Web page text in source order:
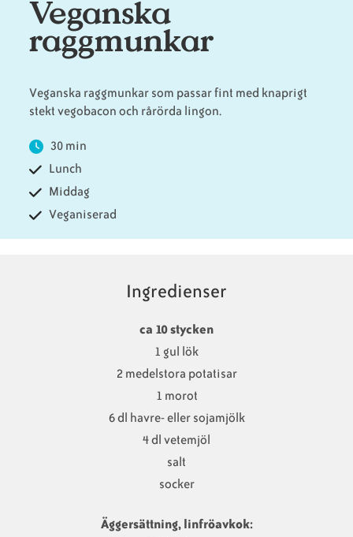
Animaliska Veganska
Vanliga
Veganska
substitut
Veganska
raggmunkar
Veganska raggmunkar som passar fint med knaprigt
stekt vegobacon och rårörda lingon.
30 min
Lunch
Middag
Veganiserad
Ingredienser
ca 10 stycken
1 gul lök
2 medelstora potatisar
1 morot
6 dl havre- eller sojamjölk
4 dl vetemjöl
salt
socker
Äggersättning, linfröavkok: